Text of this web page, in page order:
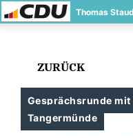
Thomas
ZURÜCK
Gesprächsrunde
Tangermünde